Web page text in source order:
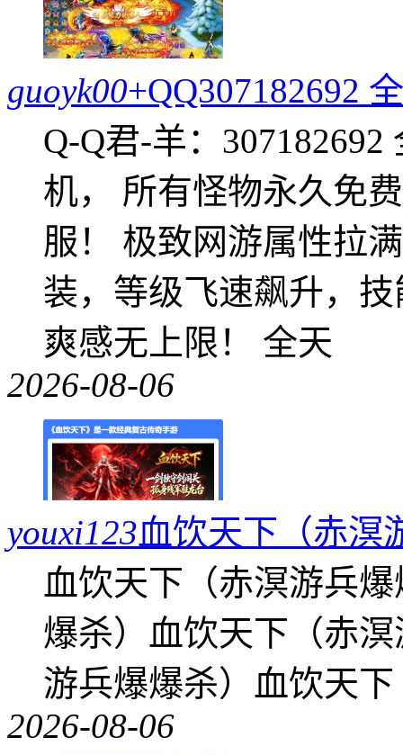
guoyk00+QQ307182692
Q-Q君-羊：
机， 所有怪物永久免
服！ 极致网游属性拉
装，等级飞速飙升，
爽感无上限！ 全天
2026-08-06
youxi123血饮天下（赤溟
血饮天下（赤溟游兵
爆杀）血饮天下（赤
游兵爆爆杀）血饮天
2026-08-06